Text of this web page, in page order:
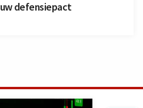
defensiepact